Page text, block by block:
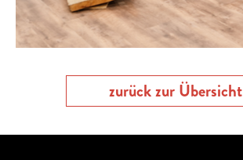
zurück zur Übersicht